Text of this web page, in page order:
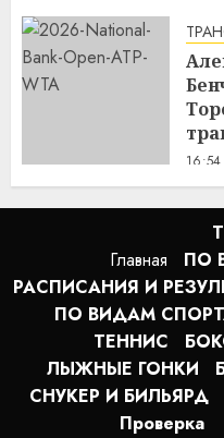
17:01
Главная
ПО
РАСПИСАНИЯ И
ПО ВИДАМ
ТЕННИС
ЛЫЖНЫЕ ГОНКИ
СНУКЕР И БИЛЬЯРД
Проверка